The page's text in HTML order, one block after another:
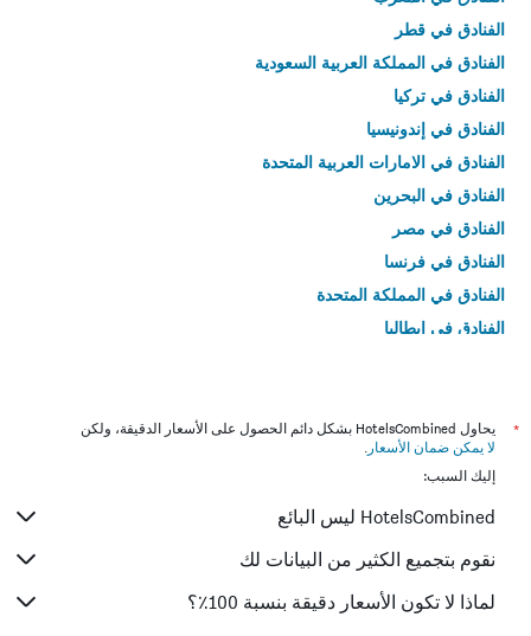
الفنادق في قطر
الفنادق في المملكة العربية السعودية
الفنادق في تركيا
الفنادق في إندونيسيا
الفنادق في الامارات العربية المتحدة
الفنادق في البحرين
الفنادق في مصر
الفنادق في فرنسا
الفنادق في المملكة المتحدة
الفنادق في إيطاليا
*
يحاول HotelsCombined بشكل دائم الحصول على الأسعار الدقيقة، ولكن
لا يمكن ضمان الأسعار .
إليك السبب:
HotelsCombined ليس البائع
نقوم بتجميع الكثير من البيانات لك
لماذا لا تكون الأسعار دقيقة بنسبة 100٪؟